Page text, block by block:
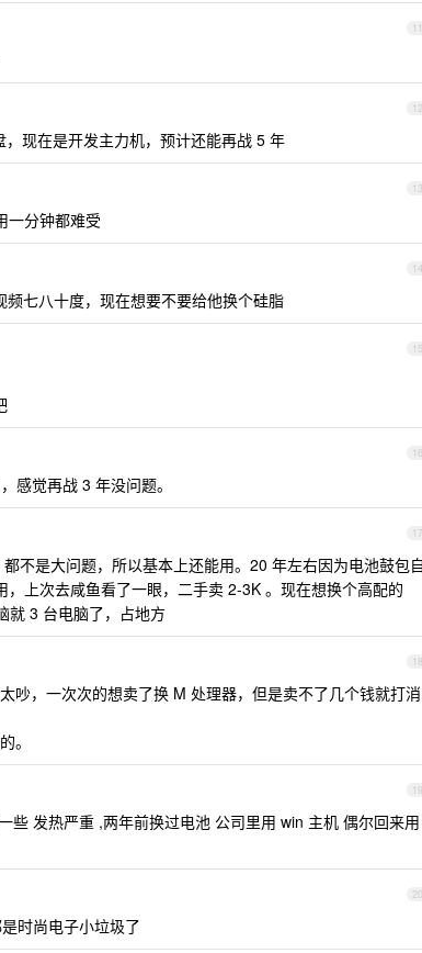
11
12
现在是开发主力机，预计还能再战 5 年
13
一分钟都难受
14
七八十度，现在想要不要给他换个硅脂
15
16
感觉再战 3 年没问题。
17
不是大问题，所以基本上还能用。20 年左右因为电池鼓包自
上次去咸鱼看了一眼，二手卖 2-3K 。现在想换个高配的
就 3 台电脑了，占地方
18
吵，一次次的想卖了换 M 处理器，但是卖不了几个钱就打消
。
19
发热严重 ,两年前换过电池 公司里用 win 主机 偶尔回来用
20
时尚电子小垃圾了